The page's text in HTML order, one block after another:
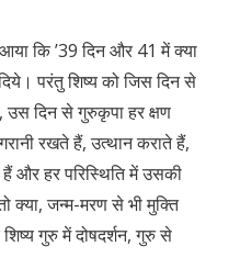
कि ’39 दिन और 41 में क्या
परंतु शिष्य को जिस दिन से
उस दिन से गुरुकृपा हर क्षण
रखते हैं, उत्थान कराते हैं,
और हर परिस्थिति में उसकी
क्या, जन्म-मरण से भी मुक्ति
गुरु में दोषदर्शन, गुरु से